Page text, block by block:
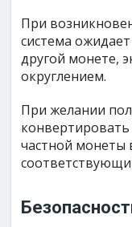
При
система
другой монете,
округлением.
При желании
частной монеты